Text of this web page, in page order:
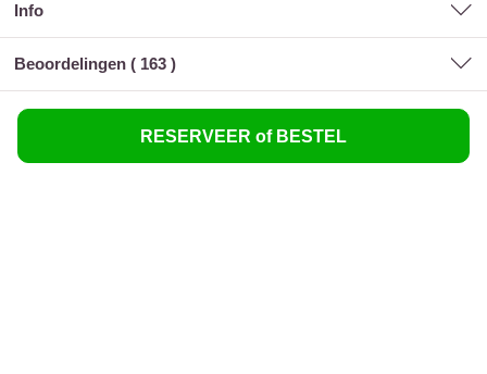
Info
Beoordelingen ( 163 )
RESERVEER of BESTEL